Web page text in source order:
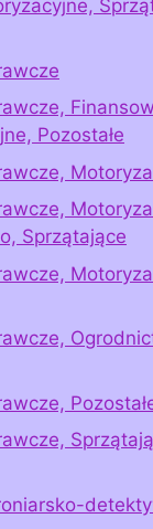
Pozostałe
Sprzątające